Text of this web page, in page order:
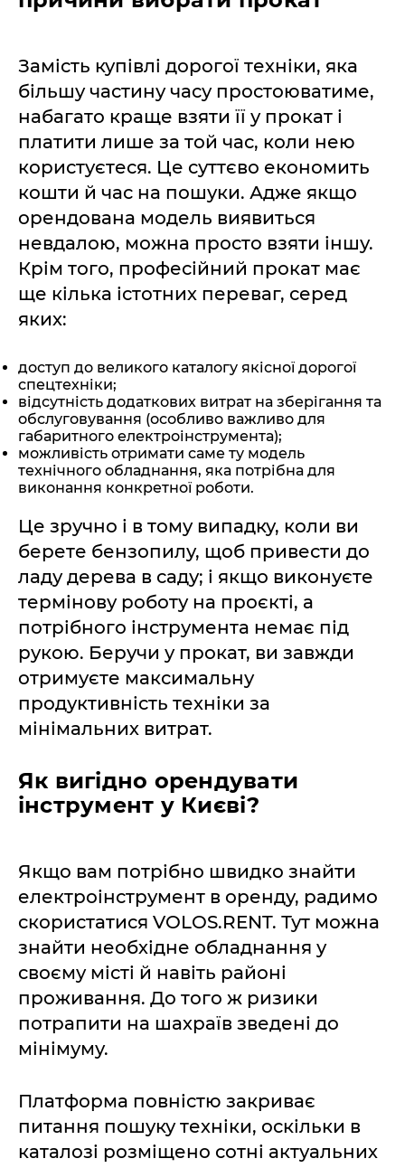
Замість купівлі дорогої техніки, яка
більшу частину часу простоюватиме,
набагато краще взяти її у прокат і
платити лише за той час, коли нею
користуєтеся. Це суттєво економить
кошти й час на пошуки. Адже якщо
орендована модель виявиться
невдалою, можна просто взяти іншу.
Крім того, професійний прокат має
ще кілька істотних переваг, серед
яких:
доступ до великого каталогу якісної дорогої
спецтехніки;
відсутність додаткових витрат на зберігання та
обслуговування (особливо важливо для
габаритного електроінструмента);
можливість отримати саме ту модель
технічного обладнання, яка потрібна для
виконання конкретної роботи.
Це зручно і в тому випадку, коли ви
берете бензопилу, щоб привести до
ладу дерева в саду; і якщо виконуєте
термінову роботу на проєкті, а
потрібного інструмента немає під
рукою. Беручи у прокат, ви завжди
отримуєте максимальну
продуктивність техніки за
мінімальних витрат.
Як вигідно орендувати
інструмент у Києві?
Якщо вам потрібно швидко знайти
електроінструмент в оренду, радимо
скористатися VOLOS.RENT. Тут можна
знайти необхідне обладнання у
своєму місті й навіть районі
проживання. До того ж ризики
потрапити на шахраїв зведені до
мінімуму.
Платформа повністю закриває
питання пошуку техніки, оскільки в
каталозі розміщено сотні актуальних